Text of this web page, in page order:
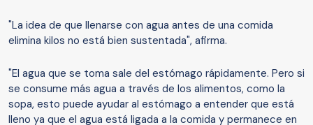
"La idea de que llenarse con agua antes de una comida
elimina kilos no está bien sustentada", afirma.
"El agua que se toma sale del estómago rápidamente. Pero si
se consume más agua a través de los alimentos, como la
sopa, esto puede ayudar al estómago a entender que está
lleno ya que el agua está ligada a la comida y permanece en